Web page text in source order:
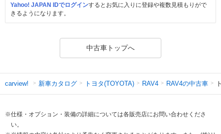
Yahoo! JAPAN IDでログインするとお気に入りに登録や複数見積もりがで
きるようになります。
中古車トップへ
carview! 新車カタログ トヨタ(TOYOTA) RAV4 RAV4の中古車
※仕様・オプション・装備の詳細については各販売店にお問い合わせくださ
い。